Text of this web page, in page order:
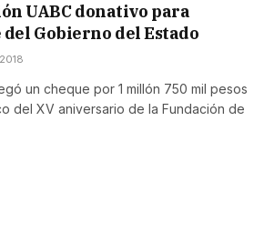
UABC donativo para
Gobierno del Estado
un cheque por 1 millón 750 mil pesos
del XV aniversario de la Fundación de